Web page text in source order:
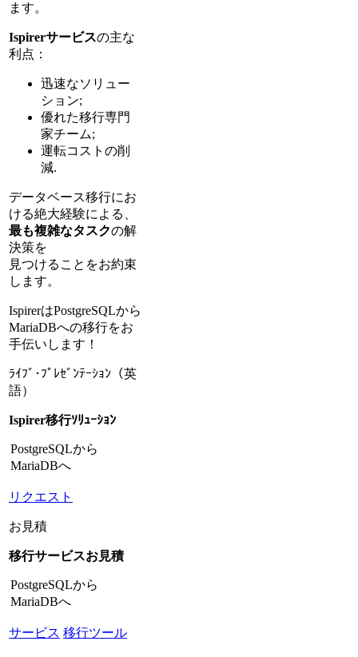
ます。
Ispirerサービスの主な
利点：
迅速なソリュー
ション;
優れた移行専門
家チーム;
運転コストの削
減.
データベース移行にお
ける絶大経験による、
最も複雑なタスクの解
決策を
見つけることをお約束
します。
IspirerはPostgreSQLから
MariaDBへの移行をお
手伝いします！
ﾗｲﾌﾞ･ﾌﾟﾚｾﾞﾝﾃｰｼｮﾝ（英
語）
Ispirer移行ｿﾘｭｰｼｮﾝ
PostgreSQLから
MariaDBへ
リクエスト
お見積
移行サービスお見積
PostgreSQLから
MariaDBへ
サービス 移行ツール